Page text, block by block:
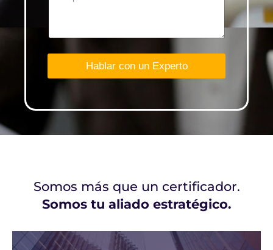
a
e
+
Hablar con un Experto
Somos más que un certificador.
Somos tu aliado estratégico.